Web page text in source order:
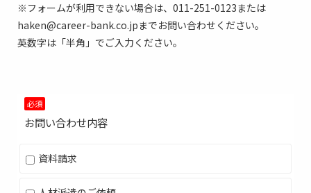
※フォームが利用できない場合は、011-251-0123または
haken@career-bank.co.jpまでお問い合わせください。
英数字は「半角」でご入力ください。
必須
お問い合わせ内容
資料請求